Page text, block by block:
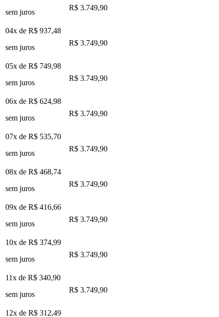
sem juros
R$ 3.749,90
04x de R$ 937,48
sem juros
R$ 3.749,90
05x de R$ 749,98
sem juros
R$ 3.749,90
06x de R$ 624,98
sem juros
R$ 3.749,90
07x de R$ 535,70
sem juros
R$ 3.749,90
08x de R$ 468,74
sem juros
R$ 3.749,90
09x de R$ 416,66
sem juros
R$ 3.749,90
10x de R$ 374,99
sem juros
R$ 3.749,90
11x de R$ 340,90
sem juros
R$ 3.749,90
12x de R$ 312,49